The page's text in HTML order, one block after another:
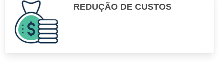
REDUÇÃO DE CUSTOS